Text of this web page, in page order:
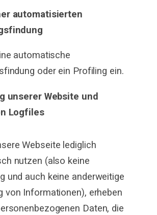
automatisierten
automatische
oder ein Profiling ein.
unserer Website und
Logfiles
Webseite lediglich
nutzen (also keine
und auch keine anderweitige
von Informationen), erheben
Daten, die